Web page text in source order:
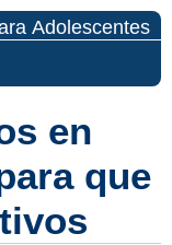
Adolescentes
en
que